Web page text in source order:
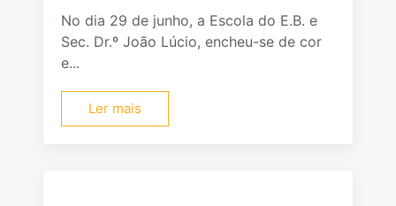
No dia 29 de junho, a Escola do E.B. e
Sec. Dr.º João Lúcio, encheu-se de cor
e...
Ler mais